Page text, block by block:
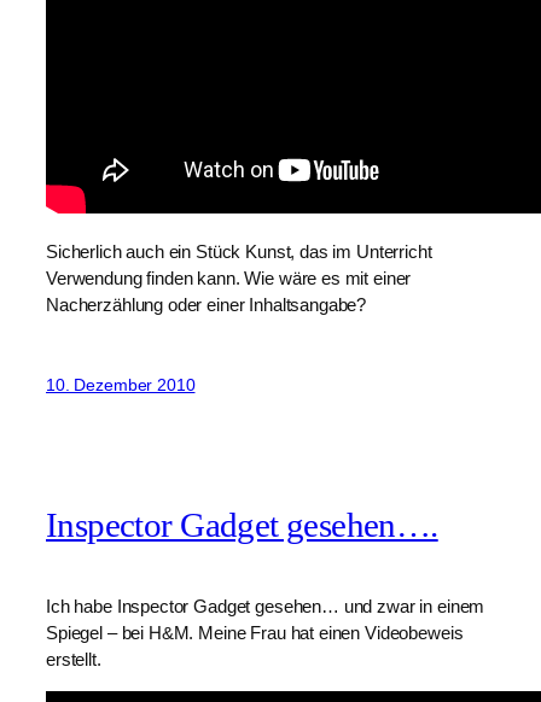
Sicherlich auch ein Stück Kunst, das im Unterricht
Verwendung finden kann. Wie wäre es mit einer
Nacherzählung oder einer Inhaltsangabe?
10. Dezember 2010
Inspector Gadget gesehen….
Ich habe Inspector Gadget gesehen… und zwar in einem
Spiegel – bei H&M. Meine Frau hat einen Videobeweis
erstellt.